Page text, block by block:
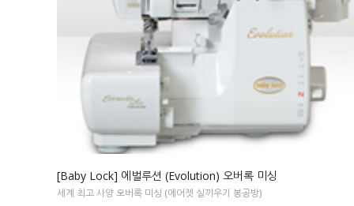
[Baby Lock] 에벌루션 (Evolution) 오버록 미싱
세계 최고 사양 오버록 미싱 (에어젯 실끼우기 봉공방)